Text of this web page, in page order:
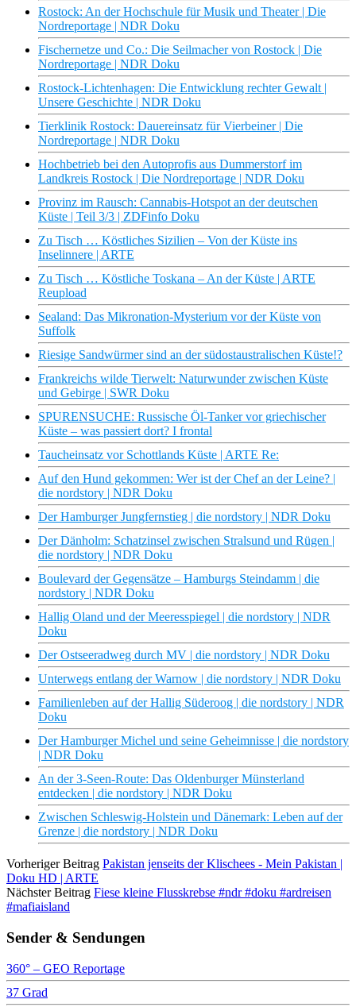
Rostock: An der Hochschule für Musik und Theater | Die
Nordreportage | NDR Doku
Fischernetze und Co.: Die Seilmacher von Rostock | Die
Nordreportage | NDR Doku
Rostock-Lichtenhagen: Die Entwicklung rechter Gewalt |
Unsere Geschichte | NDR Doku
Tierklinik Rostock: Dauereinsatz für Vierbeiner | Die
Nordreportage | NDR Doku
Hochbetrieb bei den Autoprofis aus Dummerstorf im
Landkreis Rostock | Die Nordreportage | NDR Doku
Provinz im Rausch: Cannabis-Hotspot an der deutschen
Küste | Teil 3/3 | ZDFinfo Doku
Zu Tisch … Köstliches Sizilien – Von der Küste ins
Inselinnere | ARTE
Zu Tisch … Köstliche Toskana – An der Küste | ARTE
Reupload
Sealand: Das Mikronation-Mysterium vor der Küste von
Suffolk
Riesige Sandwürmer sind an der südostaustralischen Küste!?
Frankreichs wilde Tierwelt: Naturwunder zwischen Küste
und Gebirge | SWR Doku
SPURENSUCHE: Russische Öl-Tanker vor griechischer
Küste – was passiert dort? I frontal
Taucheinsatz vor Schottlands Küste | ARTE Re:
Auf den Hund gekommen: Wer ist der Chef an der Leine? |
die nordstory | NDR Doku
Der Hamburger Jungfernstieg | die nordstory | NDR Doku
Der Dänholm: Schatzinsel zwischen Stralsund und Rügen |
die nordstory | NDR Doku
Boulevard der Gegensätze – Hamburgs Steindamm | die
nordstory | NDR Doku
Hallig Oland und der Meeresspiegel | die nordstory | NDR
Doku
Der Ostseeradweg durch MV | die nordstory | NDR Doku
Unterwegs entlang der Warnow | die nordstory | NDR Doku
Familienleben auf der Hallig Süderoog | die nordstory | NDR
Doku
Der Hamburger Michel und seine Geheimnisse | die nordstory
| NDR Doku
An der 3-Seen-Route: Das Oldenburger Münsterland
entdecken | die nordstory | NDR Doku
Zwischen Schleswig-Holstein und Dänemark: Leben auf der
Grenze | die nordstory | NDR Doku
Vorheriger Beitrag Pakistan jenseits der Klischees - Mein Pakistan |
Doku HD | ARTE
Nächster Beitrag Fiese kleine Flusskrebse #ndr #doku #ardreisen
#mafiaisland
Sender & Sendungen
360° – GEO Reportage
37 Grad